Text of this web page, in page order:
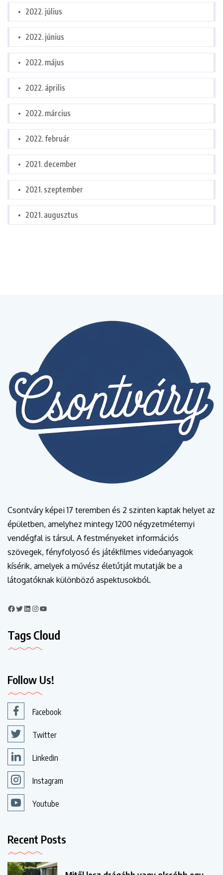
2022. július
2022. június
2022. május
2022. április
2022. március
2022. február
2021. december
2021. szeptember
2021. augusztus
Csontváry képei 17 teremben és 2 szinten kaptak helyet az
épületben, amelyhez mintegy 1200 négyzetméternyi
vendégfal is társul. A festményeket információs
szövegek, fényfolyosó és játékfilmes videóanyagok
kísérik, amelyek a művész életútját mutatják be a
látogatóknak különböző aspektusokból.
Tags Cloud
Follow Us!
Facebook
Twitter
Linkedin
Instagram
Youtube
Recent Posts